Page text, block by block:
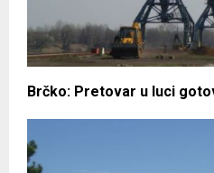
Brčko: Pretovar u luci